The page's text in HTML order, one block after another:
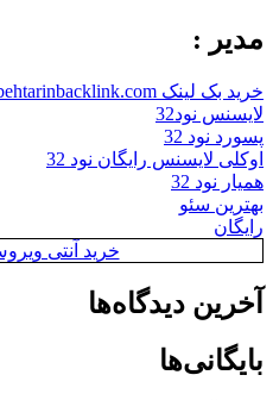
مدیر :
خرید بک لینک behtarinbacklink.com
لایسنس نود32
پسورد نود 32
اوکلی لایسنس رایگان نود 32
همیار نود 32
بهترین سئو
رایگان
خرید آنتی
آخرین دیدگاه‌ها
بایگانی‌ها